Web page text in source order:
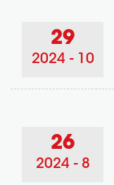
29
2024 - 10
26
2024 - 8